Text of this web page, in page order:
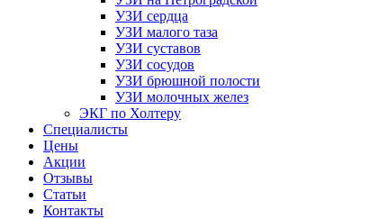
УЗИ сердца
УЗИ малого таза
УЗИ суставов
УЗИ сосудов
УЗИ брюшной полости
УЗИ молочных желез
ЭКГ по Холтеру
Специалисты
Цены
Акции
Отзывы
Статьи
Контакты